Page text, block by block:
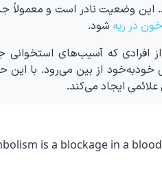
این وضعیت نادر است و
در ریه شود.
در سال ۲۰۰۶ تخمین می‌زند که ۹۰ درصد از افرادی
ایجاد می‌کند.
is a blockage in a